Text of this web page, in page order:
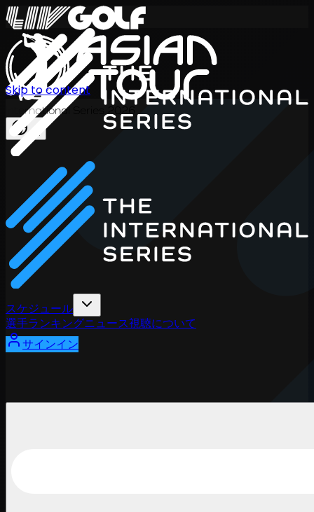
International Series 2026
スケジュール
選手ランキングニュース視聴について
サインイン
Skip to content